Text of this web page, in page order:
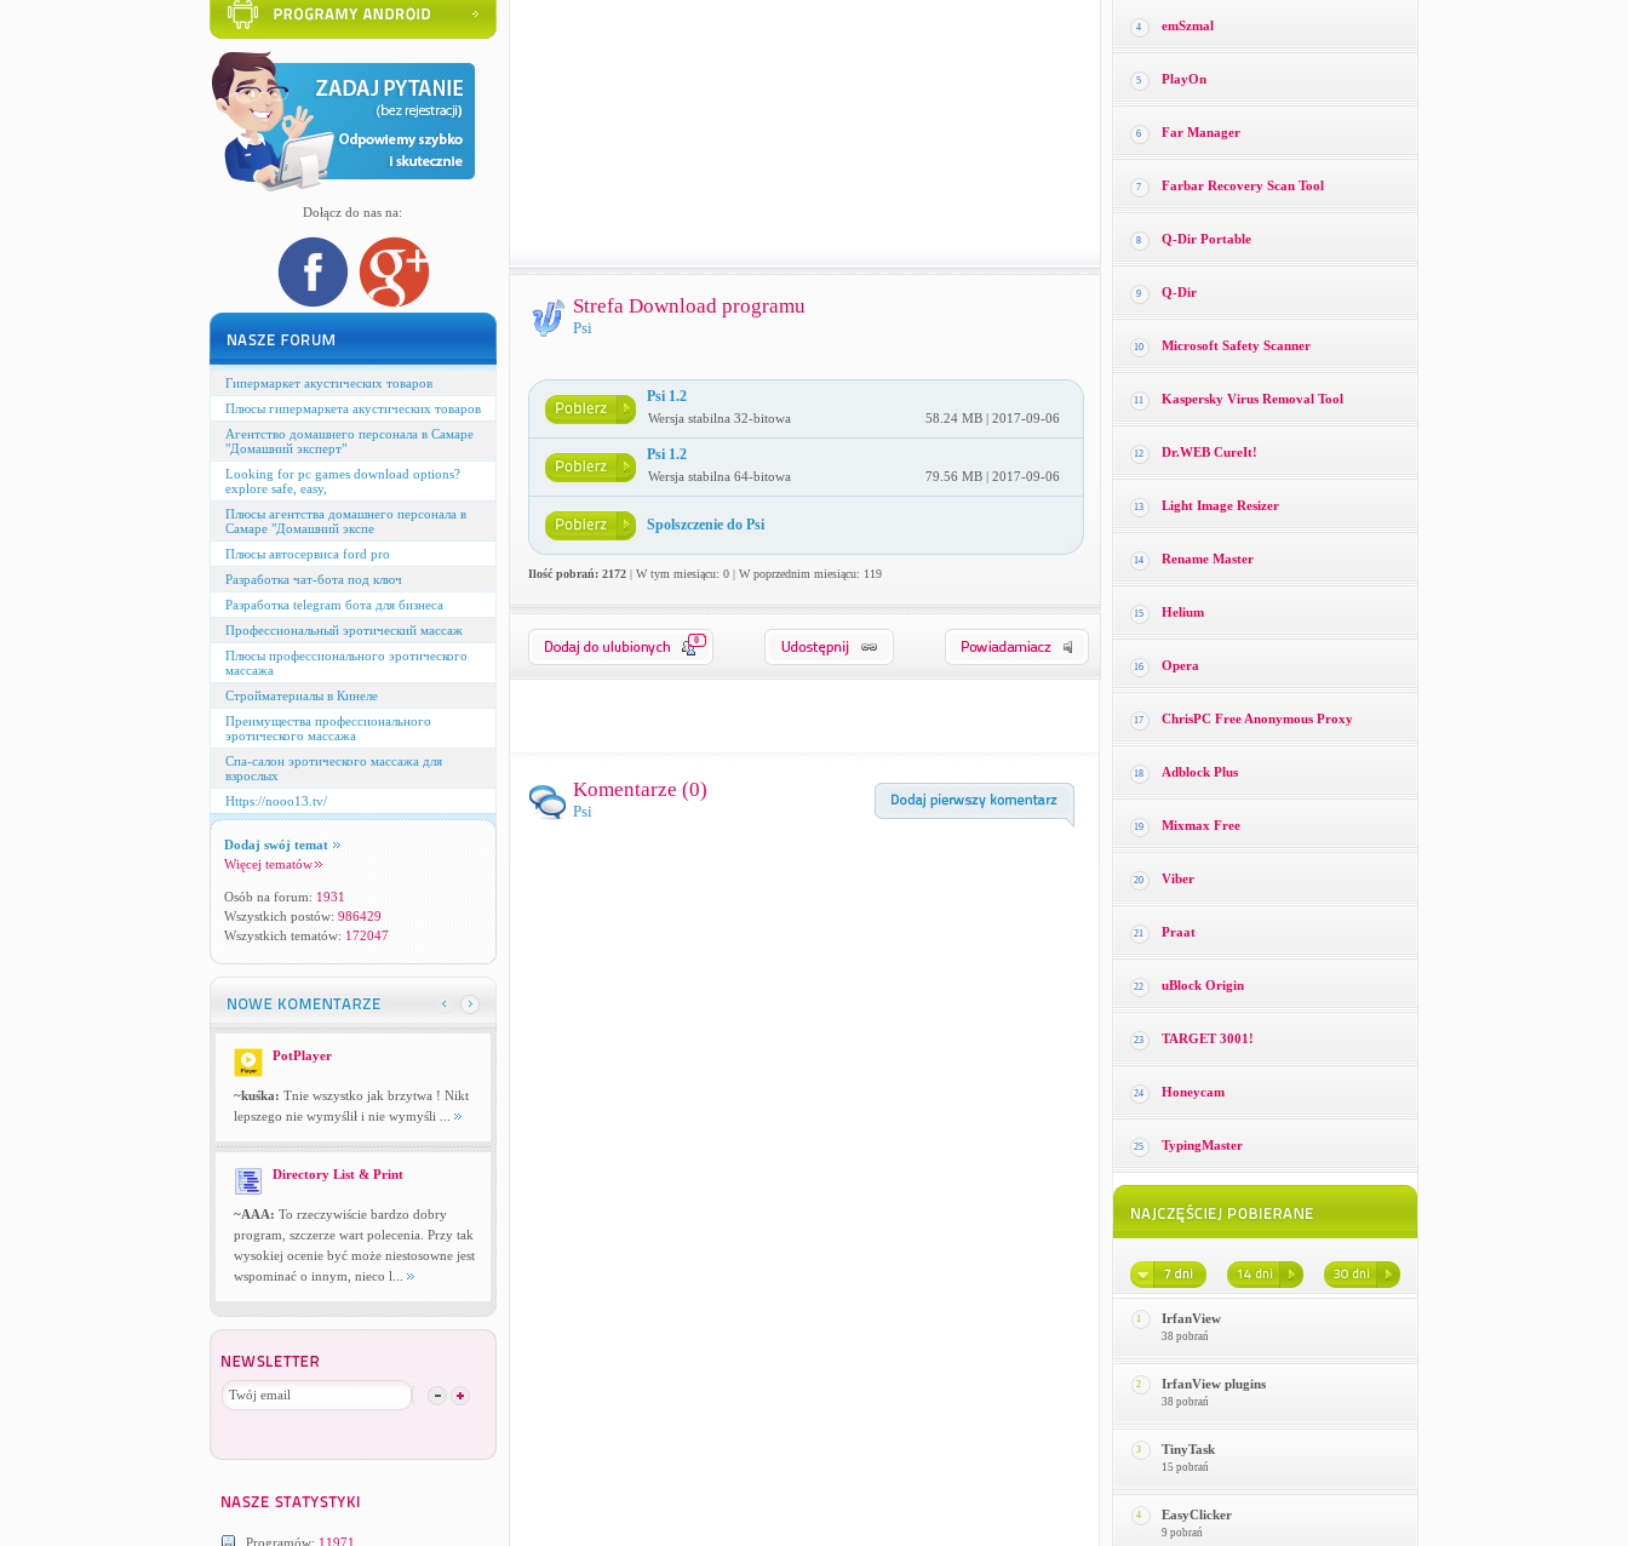
Dołącz do nas na:
Гипермаркет акустических товаров
Плюсы гипермаркета акустических товаров
Агентство домашнего персонала в Самаре
"Домашний эксперт"
Looking for pc games download options?
explore safe, easy,
Плюсы агентства домашнего персонала в
Самаре "Домашний экспе
Плюсы автосервиса ford pro
Разработка чат-бота под ключ
Разработка telegram бота для бизнеса
Профессиональный эротический массаж
Плюсы профессионального эротического
массажа
Стройматериалы в Кинеле
Преимущества профессионального
эротического массажа
Спа-салон эротического массажа для
взрослых
Https://nooo13.tv/
Dodaj swój temat
Więcej tematów
Osób na forum: 1931
Wszystkich postów: 986429
Wszystkich tematów: 172047
PotPlayer
~kuśka: Tnie wszystko jak brzytwa ! Nikt
lepszego nie wymyślił i nie wymyśli ...
Directory List & Print
~AAA: To rzeczywiście bardzo dobry
program, szczerze wart polecenia. Przy tak
wysokiej ocenie być może niestosowne jest
wspominać o innym, nieco l...
Programów: 11971
Strefa Download programu
Psi
Psi 1.2
Wersja stabilna 32-bitowa 58.24 MB | 2017-09-06
Psi 1.2
Wersja stabilna 64-bitowa 79.56 MB | 2017-09-06
Spolszczenie do Psi
Ilość pobrań: 2172| W tym miesiącu: 0 | W poprzednim miesiącu: 119
0
Komentarze (0)
Psi
4 emSzmal
5 PlayOn
6 Far Manager
7 Farbar Recovery Scan Tool
8 Q-Dir Portable
9 Q-Dir
10 Microsoft Safety Scanner
11 Kaspersky Virus Removal Tool
12 Dr.WEB CureIt!
13 Light Image Resizer
14 Rename Master
15 Helium
16 Opera
17 ChrisPC Free Anonymous Proxy
18 Adblock Plus
19 Mixmax Free
20 Viber
21 Praat
22 uBlock Origin
23 TARGET 3001!
24 Honeycam
25 TypingMaster
1 IrfanView
38 pobrań
2 IrfanView plugins
38 pobrań
3 TinyTask
15 pobrań
4 EasyClicker
9 pobrań